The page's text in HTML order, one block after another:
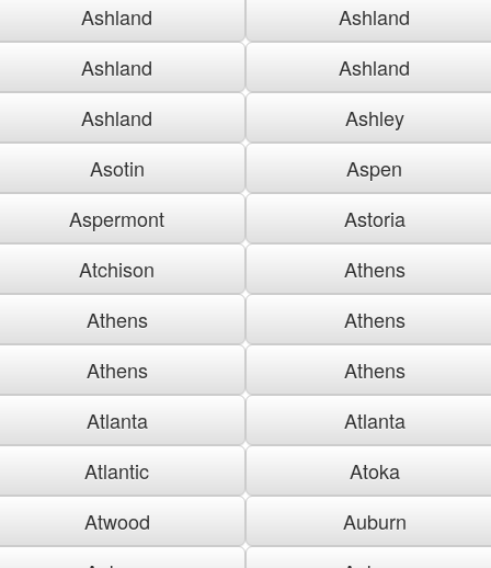
Ashland
Ashland
Ashland
Ashland
Ashland
Ashley
Asotin
Aspen
Aspermont
Astoria
Atchison
Athens
Athens
Athens
Athens
Athens
Atlanta
Atlanta
Atlantic
Atoka
Atwood
Auburn